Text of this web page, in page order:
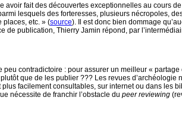
avoir fait des découvertes exceptionnelles au cours
lesquels des forteresses, plusieurs nécropoles,
places, etc. » (source). Il est donc bien dommage
de publication, Thierry Jamin répond, par
peu contradictoire : pour assurer un meilleur «
que de les publier ??? Les revues
facilement consultables, sur internet ou dans les
nécessite de franchir l’obstacle du peer reviewing